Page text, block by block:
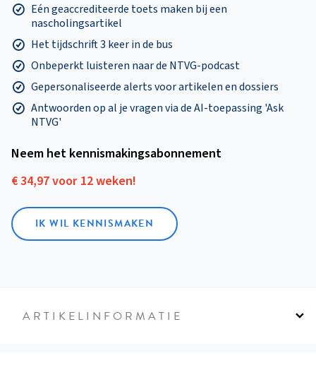
Eén geaccrediteerde toets maken bij een
nascholingsartikel
Het tijdschrift 3 keer in de bus
Onbeperkt luisteren naar de NTVG-podcast
Gepersonaliseerde alerts voor artikelen en dossiers
Antwoorden op al je vragen via de AI-toepassing 'Ask
NTVG'
Neem het kennismakings­abonnement
€ 34,97 voor 12 weken!
IK WIL KENNISMAKEN
ARTIKELINFORMATIE